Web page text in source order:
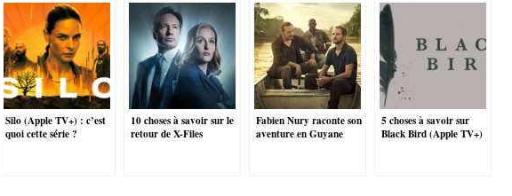
Silo (Apple TV+) : c’est
quoi cette série ?
10 choses à savoir sur le
retour de X-Files
Fabien Nury raconte son
aventure en Guyane
5 choses à savoir sur
Black Bird (Apple TV+)